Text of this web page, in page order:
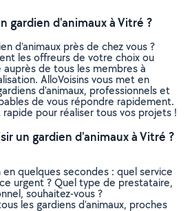
gardien d'animaux à Vitré ?
d'animaux près de chez vous ?
les offreurs de votre choix ou
de tous les membres à
AlloVoisins vous met en
d'animaux, professionnels et
de vous répondre rapidement.
pour réaliser tous vos projets !
un gardien d'animaux à Vitré ?
quelques secondes : quel service
urgent ? Quel type de prestataire,
souhaitez-vous ?
les gardiens d'animaux, proches